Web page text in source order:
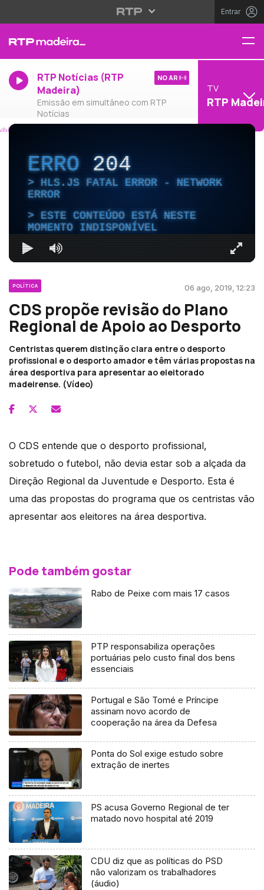
Entrar
RTP Notícias (RTP
Madeira)
Emissão em simultâneo com RTP
Notícias
NO AR
TV
RTP
ERRO204
HLS.JS FATAL ERROR - NETWORK
ERROR
ESTE CONTEÚDO ESTÁ NESTE
MOMENTO INDISPONÍVEL
POLÍTICA 06 ago, 2019, 12:23
CDS propõe revisão do Plano
Regional de Apoio ao Desporto
Centristas querem distinção clara entre o desporto
profissional e o desporto amador e têm várias propostas na
área desportiva para apresentar ao eleitorado
madeirense. (Vídeo)
O CDS entende que o desporto profissional,
sobretudo o futebol, não devia estar sob a alçada da
Direção Regional da Juventude e Desporto. Esta é
uma das propostas do programa que os centristas vão
apresentar aos eleitores na área desportiva.
Pode também gostar
Rabo de Peixe com mais 17 casos
PTP responsabiliza operações
portuárias pelo custo final dos bens
essenciais
Portugal e São Tomé e Príncipe
assinam novo acordo de
cooperação na área da Defesa
Ponta do Sol exige estudo sobre
extração de inertes
PS acusa Governo Regional de ter
matado novo hospital até 2019
CDU diz que as políticas do PSD
não valorizam os trabalhadores
(áudio)